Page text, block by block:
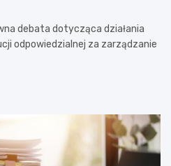
debata dotycząca działania
odpowiedzialnej za zarządzanie